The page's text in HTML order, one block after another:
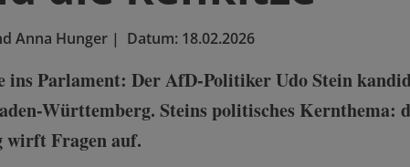
Anna Hunger | Datum: 18.02.2026
ins Parlament: Der AfD-Politiker Udo Stein
Württemberg. Steins politisches Kernthema:
Fragen auf.